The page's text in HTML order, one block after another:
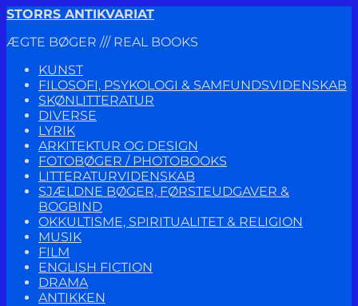
Spring
navigation
Spring
indhold
STORRS ANTIKVARIAT
ÆGTE BØGER /// REAL BOOKS
KUNST
FILOSOFI, PSYKOLOGI & SAMFUNDSVIDENSKAB
SKØNLITTERATUR
DIVERSE
LYRIK
ARKITEKTUR OG DESIGN
FOTOBØGER / PHOTOBOOKS
LITTERATURVIDENSKAB
SJÆLDNE BØGER, FØRSTEUDGAVER &
BOGBIND
OKKULTISME, SPIRITUALITET & RELIGION
MUSIK
FILM
ENGLISH FICTION
DRAMA
ANTIKKEN